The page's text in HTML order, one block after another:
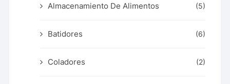
Almacenamiento De Alimentos (5)
Batidores (6)
Coladores (2)